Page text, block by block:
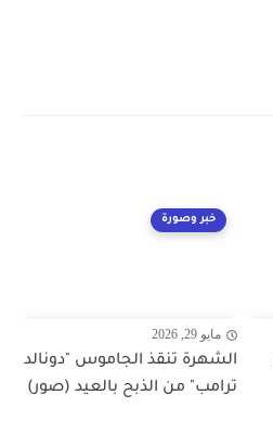
خبر وصورة
مايو 29, 2026
الشهرة تنقذ الجاموس "دونالد
ترامب" من الذبح بالعيد (صور)